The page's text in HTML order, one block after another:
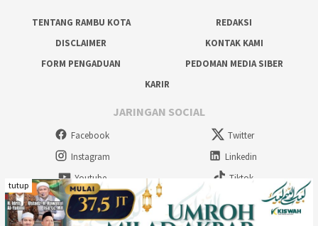
TENTANG RAMBU KOTA
REDAKSI
DISCLAIMER
KONTAK KAMI
FORM PENGADUAN
PEDOMAN MEDIA SIBER
KARIR
JARINGAN SOCIAL
Facebook
Twitter
Instagram
Linkedin
Youtube
Tiktok
tutup